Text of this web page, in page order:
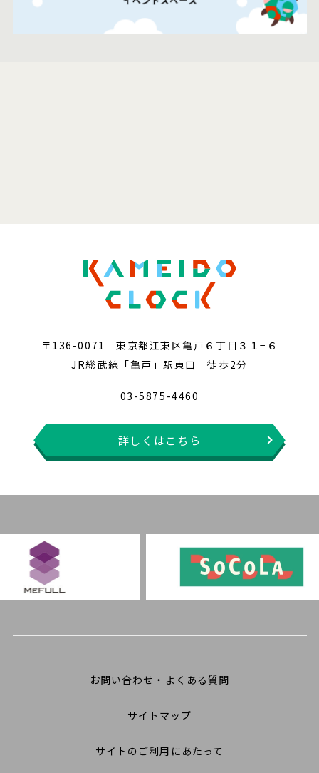
〒136-0071 東京都江東区亀戸６丁目３１−６
JR総武線「亀戸」駅東口 徒歩2分
03-5875-4460
詳しくはこちら
お問い合わせ・よくある質問
サイトマップ
サイトのご利用にあたって